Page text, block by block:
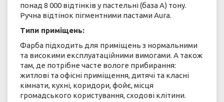
понад 8 000 відтінків у пастельні (база А) тону.
Ручна відтінок пігментними пастами Aura.
Типи приміщень:
Фарба підходить для приміщень з нормальними
та високими експлуатаційними вимогами. А також
там, де потрібне часте вологе прибирання:
житлові та офісні приміщення, дитячі та класні
кімнати, кухні, коридори, фойє, місця
громадського користування, сходові клітини.